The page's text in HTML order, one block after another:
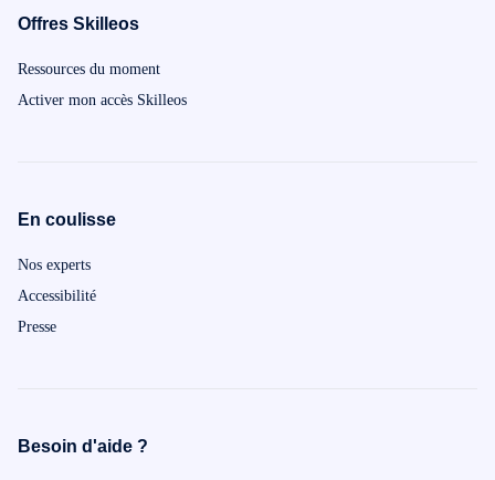
Offres Skilleos
Ressources du moment
Activer mon accès Skilleos
En coulisse
Nos experts
Accessibilité
Presse
Besoin d'aide ?